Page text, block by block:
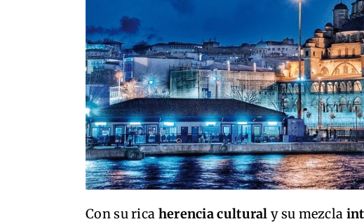
Con su rica herencia cultural y su mezcla